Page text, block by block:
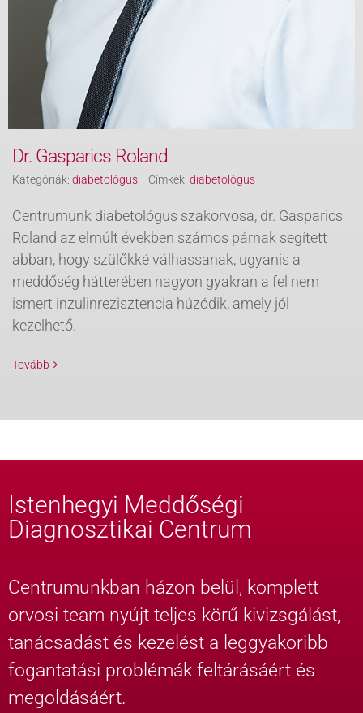
Dr. Gasparics Roland
Kategóriák: diabetológus | Címkék: diabetológus
Centrumunk diabetológus szakorvosa, dr. Gasparics
Roland az elmúlt években számos párnak segített
abban, hogy szülőkké válhassanak, ugyanis a
meddőség hátterében nagyon gyakran a fel nem
ismert inzulinrezisztencia húzódik, amely jól
kezelhető.
Tovább
Istenhegyi Meddőségi
Diagnosztikai Centrum
Centrumunkban házon belül, komplett
orvosi team nyújt teljes körű kivizsgálást,
tanácsadást és kezelést a leggyakoribb
fogantatási problémák feltárásáért és
megoldásáért.